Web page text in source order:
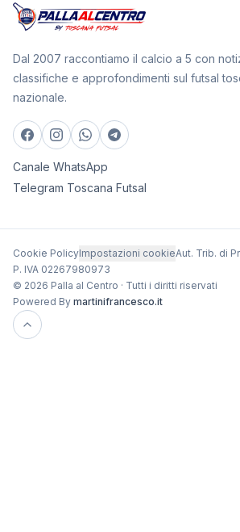
Dal 2007 raccontiamo il calcio a 5 con
classifiche e approfondimenti sul futsal
nazionale.
Canale WhatsApp
Telegram Toscana Futsal
Cookie PolicyImpostazioni cookieAut. Trib. di
P. IVA 02267980973
© 2026 Palla al Centro · Tutti i diritti riservati
Powered By martinifrancesco.it